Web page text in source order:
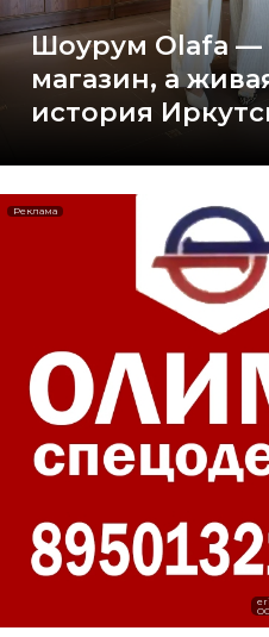
Шоурум Olafa —
магазин, а
история
Реклама